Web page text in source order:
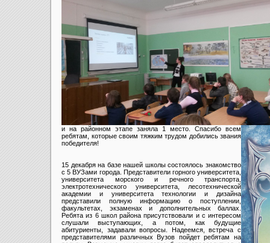
и на районном этапе заняла 1 место. Спасибо всем
ребятам, которые своим тяжким трудом добились звания
победителя!
15 декабря на базе нашей школы состоялось знакомство
с 5 ВУЗами города. Представители горного университета,
университета морского и речного транспорта,
электротехнического университета, лесотехнической
академии и университета технологии и дизайна
представили полную информацию о поступлении,
факультетах, экзаменах и дополнительных баллах.
Ребята из 6 школ района присутствовали и с интересом
слушали выступающих, а потом, как будущие
абитуриенты, задавали вопросы. Надеемся, встреча с
представителями различных Вузов пойдет ребятам на